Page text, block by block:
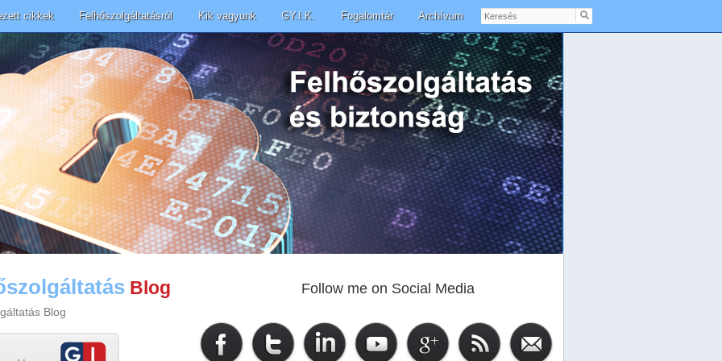
cikkek Felhőszolgáltatásról Kik vagyunk GY.I.K. Fogalomtár Archívum
Keresés
Blog
Blog
Follow me on Social Media